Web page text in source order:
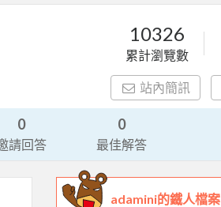
10326
累計瀏覽數
站內簡訊
0
請回答
0
最佳解答
adamini的鐵人檔案